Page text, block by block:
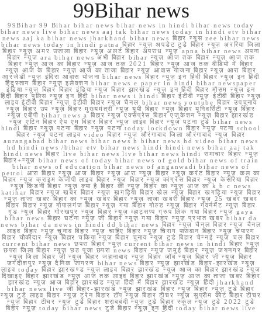
99Bihar news
99Bihar 99 Bihar bihar news bihar news in hindi bihar news today
bihar news live bihar news aaj tak bihar news today in hindi etv bihar
news aaj ka bihar news jharkhand bihar news बिहार न्यूस zee bihar news
bihar news today in hindi patna बिहार न्यूज़ अपडेट टुडे बिहार न्यूज़ अररिया जिला
बिहार न्यूज़ अमर उजाला बिहार न्यूज़ अलर्ट बिहार अपराध न्यूज़ apna bihar news अपना
बिहार न्यूज़ ara bihar news अभी बिहार bihar न्यूज़ आज तक बिहार न्यूज़ आज तक
बिहार न्यूज़ आज का बिहार न्यूज़ आज तक 2021 बिहार न्यूज़ आज तक वीडियो में बिहार
न्यूज़ आज के बिहार न्यूज़ आज का ताजा बिहार न्यूज़ आवास योजना बिहार न्यूज़ आरा बिहार
आरजेडी न्यूज़ इंदिरा आवास योजना bihar news बिहार न्यूज़ इन हिंदी बिहार न्यूज़ इन हिंदी
हिंदुस्तान बिहार न्यूज़ इलेक्शन bihar news e paper in hindi bihar newspaper
इंडिया न्यूज़ बिहार बिहार इंडिया न्यूज़ बिहार झारखंड न्यूज़ इन हिंदी बिहार मौसम न्यूज़ इन
हिंदी बिहार पुलिस न्यूज़ इन हिंदी bihar news i hindi बिहार ईटीवी न्यूज़ ईटीवी बिहार न्यूज़
लाइव ईटीवी बिहार न्यूज़ ईटीवी बिहार न्यूज़ चैनल bihar news youtube बिहार उपचुनाव
न्यूज़ बिहार उप न्यूज़ बिहार मुख्यमंत्री न्यूज़ यूपी बिहार न्यूज़ बिहार यूनिवर्सिटी न्यूज़ बिहार
न्यूज़ एबीपी bihar news a बिहार न्यूज़ एक्सप्रेस बिहार एजुकेशन न्यूज़ बिहार झारखंड
न्यूज़ एटिन बिहार ऐप एम बिहार बिहार न्यूज़ लाइव बिहार न्यूज़ पटना टुडे bihar news
hindi बिहार न्यूज़ पटना बिहार न्यूज़ पटना today lockdown बिहार न्यूज़ पटना school
बिहार न्यूज़ पटना लाइव video बिहार न्यूज़ औरंगाबाद जिला औरंगाबाद न्यूज़ बिहार
aurangabad bihar news bihar news h bihar news hd video bihar news
hd hindi news /bihar etv bihar news hindi hindi news bihar aaj tak
hindi news बिहार live bihar news live bihar news hindi समाचार बिहार न्यूज़
बिहार+न्यूज़ bihar news of today bihar news of gold bihar news of train
bihar news of education bihar news of anganwadi bihar news of
petrol आरा बिहार न्यूज़ आज बिहार न्यूज़ आरा न्यूज़ बिहार न्यूज़ करंट बिहार न्यूज़ कल का
बिहार न्यूज़ क्राइम केजीपी लाइव बिहार न्यूज़ बिहार न्यूज़ कांग्रेस बिहार न्यूज़ केसरिया बिहार
न्यूज़ किडनी बिहार न्यूज़ क्या है बिहार की न्यूज़ बिहार का न्यूज़ आज का k b c news
katihar बिहार न्यूज़ खबर बिहार न्यूज़ खगड़िया बिहार खेल न्यूज़ बिहार खगड़िया न्यूज़ बिहार
न्यूज़ ताजा खबर बिहार का न्यूज़ खबर बिहार न्यूज़ ताजा खबरी बिहार न्यूज़ 25 खबर खबर
बिहार बिहार न्यूज़ गोपालगंज बिहार न्यूज़ गया बिहार गोल्ड न्यूज़ बिहार गवर्नमेंट न्यूज़ बिहार
गुड न्यूज़ बिहार गोरखपुर न्यूज़ बिहार न्यूज़ व्हाट्सप्प ग्रुप लिंक गया बिहार न्यूज़ gaya
bihar news बिहार घटना न्यूज़ जी बिहार न्यूज़ गया बिहार न्यूज़ प्रभात खबर bihar da
news bihar da news in hindi dd bihar news बिहार न्यूज़ चैनल बिहार न्यूज़ चैनल
लाइव बिहार न्यूज़ चुनाव बिहार न्यूज़ चाहिए बिहार न्यूज़ चिराग पासवान बिहार न्यूज़ चंपारण
बिहार चौकीदार न्यूज़ बिहार चकिया न्यूज़ बिहार चुनाव न्यूज़ टुडे बिहार चेन्नई न्यूज़ चल बिहार
current bihar news छपरा बिहार न्यूज़ current bihar news in hindi बिहार न्यूज़
छपरा जिला बिहार न्यूज़ छठ पूजा छपरा news बिहार न्यूज़ जमुई बिहार न्यूज़ जयनगर बिहार
न्यूज़ जिला बिहार जी न्यूज़ बिहार जहानाबाद न्यूज़ बिहार जॉब न्यूज़ बिहार ज़ी न्यूज़ बिहार
जगदीशपुर न्यूज़ दैनिक जागरण bihar news बिहार न्यूज़ झारखंड बिहार-झारखंड न्यूज़
लाइव today बिहार झारखण्ड न्यूज़ लाइव बिहार झारखंड न्यूज़ आज का बिहार झारखंड न्यूज़
दिखाइए बिहार झारखंड न्यूज़ आज तक लाइव बिहार झारखंड न्यूज़ आज का ताजा खबर बिहार
झारखंड न्यूज़ आज बिहार झारखंड न्यूज़ हिंदी में बिहार झारखंड न्यूज़ हिंदी jharkhand
bihar news live जी बिहार-झारखंड न्यूज़ झारखंड बिहार न्यूज़ बिहार न्यूज़ टुडे बिहार
न्यूज़ टुडे लाइव बिहार न्यूज़ ट्रेन बिहार टॉप न्यूज़ बिहार टीचर न्यूज़ सुप्रीम कोर्ट बिहार टीचर
न्यूज़ बिहार टीचर न्यूज़ टुडे बिहार शराबबंदी न्यूज़ टुडे बिहार स्कूल न्यूज़ टुडे 2022 टुडे
बिहार न्यूज़ today bihar news टुडे बिहार न्यूज़ इन हिंदी today bihar news live